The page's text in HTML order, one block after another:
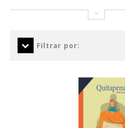
Filtrar por: